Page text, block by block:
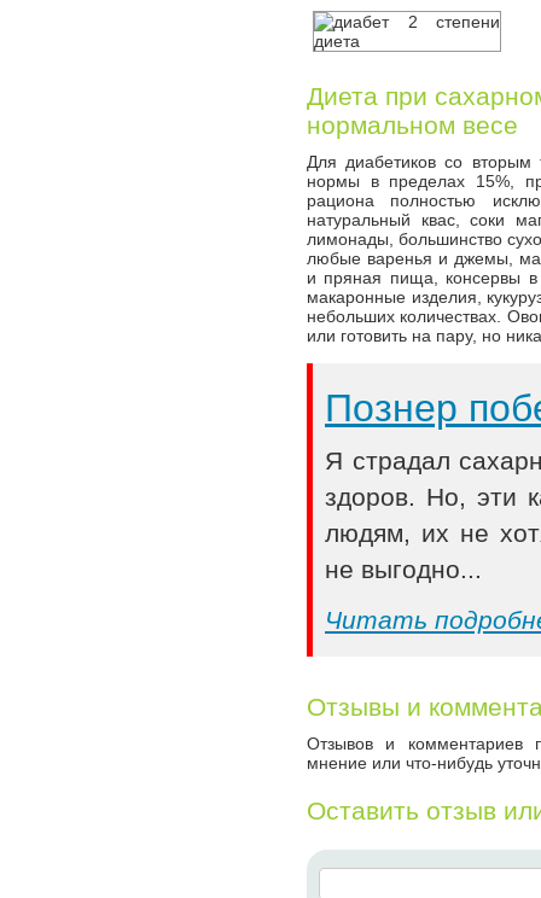
Диета при
нормальном весе
Для диабетиков со вторым
нормы в пределах 15%,
рациона полностью
натуральный квас, соки
лимонады, большинство
любые варенья и джемы,
и пряная пища, консервы
макаронные изделия,
небольших количествах.
или готовить на пару, но
Познер
Я страдал
здоров. Но, эти
людям, их не
не выгодно...
Читать
Отзывы и
Отзывов и комментариев
мнение или что-нибудь
Оставить отзыв